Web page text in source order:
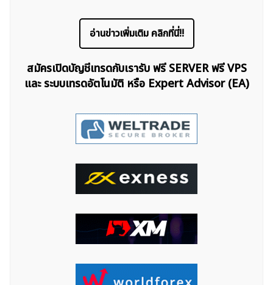
ค้นหา
สำหรับ:
อ่านข่าวเพิ่มเติม คลิกที่นี่!!
สมัครเปิดบัญชีเทรดกับเรารับ ฟรี SERVER ฟรี VPS
และ ระบบเทรดอัตโนมัติ หรือ Expert Advisor (EA)